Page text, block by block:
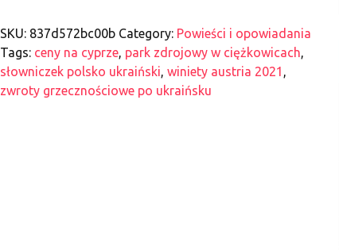
SKU: 837d572bc00b Category: Powieści i opowiadania
Tags: ceny na cyprze, park zdrojowy w ciężkowicach,
słowniczek polsko ukraiński, winiety austria 2021 ,
zwroty grzecznościowe po ukraińsku